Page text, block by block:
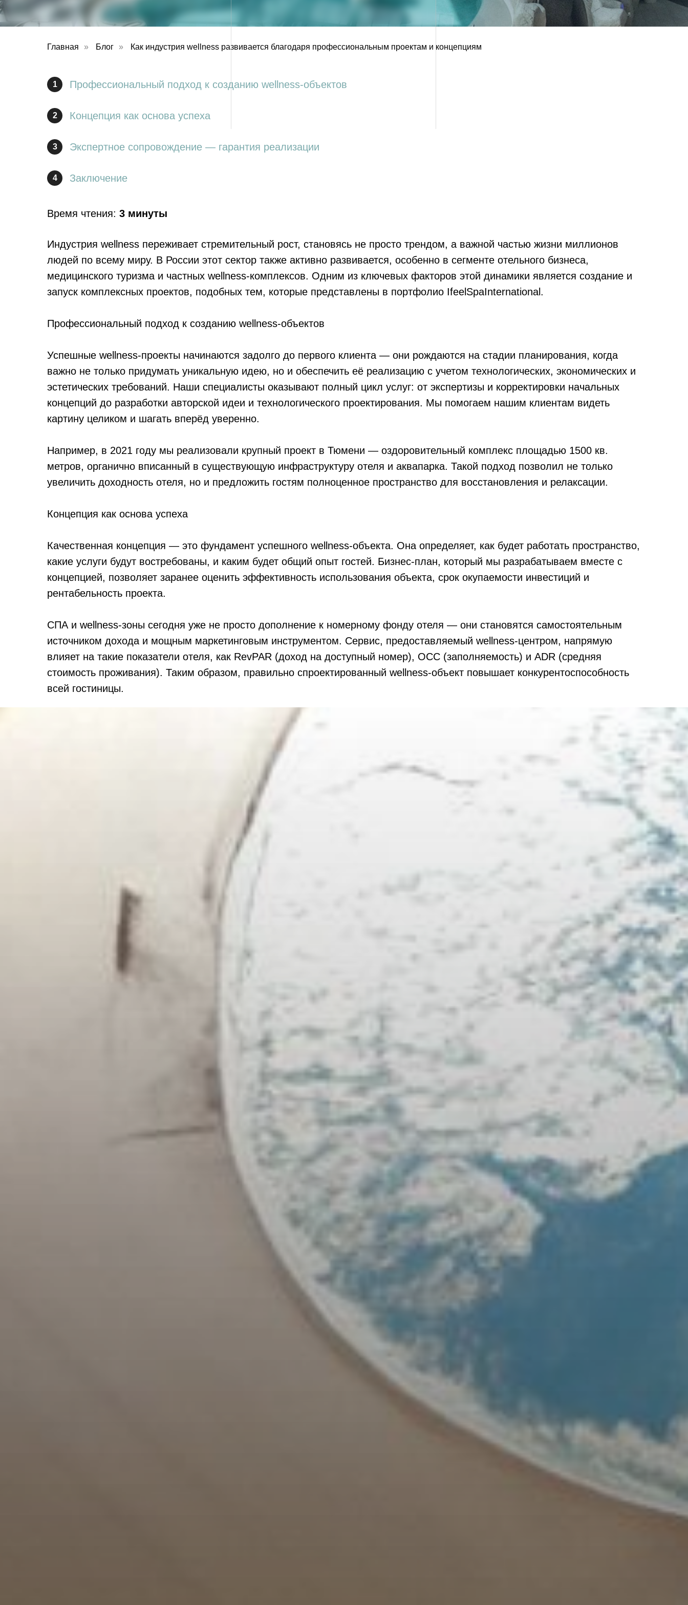
Главная » Блог » Как индустрия wellness развивается благодаря профессиональным проектам и концепциям
1 Профессиональный подход к созданию wellness-объектов
2 Концепция как основа успеха
3 Экспертное сопровождение — гарантия реализации
4 Заключение
Время чтения: 3 минуты
Индустрия wellness переживает стремительный рост, становясь не просто трендом, а важной частью жизни миллионов
людей по всему миру. В России этот сектор также активно развивается, особенно в сегменте отельного бизнеса,
медицинского туризма и частных wellness-комплексов. Одним из ключевых факторов этой динамики является создание и
запуск комплексных проектов, подобных тем, которые представлены в портфолио IfeelSpaInternational.
Профессиональный подход к созданию wellness-объектов
Успешные wellness-проекты начинаются задолго до первого клиента — они рождаются на стадии планирования, когда
важно не только придумать уникальную идею, но и обеспечить её реализацию с учетом технологических, экономических и
эстетических требований. Наши специалисты оказывают полный цикл услуг: от экспертизы и корректировки начальных
концепций до разработки авторской идеи и технологического проектирования. Мы помогаем нашим клиентам видеть
картину целиком и шагать вперёд уверенно.
Например, в 2021 году мы реализовали крупный проект в Тюмени — оздоровительный комплекс площадью 1500 кв.
метров, органично вписанный в существующую инфраструктуру отеля и аквапарка. Такой подход позволил не только
увеличить доходность отеля, но и предложить гостям полноценное пространство для восстановления и релаксации.
Концепция как основа успеха
Качественная концепция — это фундамент успешного wellness-объекта. Она определяет, как будет работать пространство,
какие услуги будут востребованы, и каким будет общий опыт гостей. Бизнес-план, который мы разрабатываем вместе с
концепцией, позволяет заранее оценить эффективность использования объекта, срок окупаемости инвестиций и
рентабельность проекта.
СПА и wellness-зоны сегодня уже не просто дополнение к номерному фонду отеля — они становятся самостоятельным
источником дохода и мощным маркетинговым инструментом. Сервис, предоставляемый wellness-центром, напрямую
влияет на такие показатели отеля, как RevPAR (доход на доступный номер), OCC (заполняемость) и ADR (средняя
стоимость проживания). Таким образом, правильно спроектированный wellness-объект повышает конкурентоспособность
всей гостиницы.